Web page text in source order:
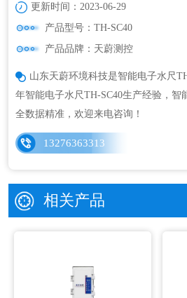
更新时间：2023-06-29
产品型号：TH-SC40
产品品牌：天蔚测控
山东天蔚环境科技是智能电子水尺
年智能电子水尺TH-SC40生产经验，智
全数据精准，欢迎来电咨询！
13276363313
相关产品